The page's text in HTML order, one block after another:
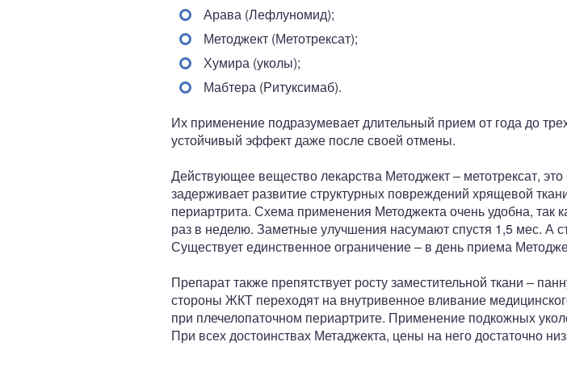
Арава (Лефлуномид);
Методжект (Метотрексат);
Хумира (уколы);
Мабтера (Ритуксимаб).
Их применение подразумевает длительный прием от года до
устойчивый эффект даже после своей отмены.
Действующее вещество лекарства Методжект – метотрексат,
задерживает развитие структурных повреждений хрящевой
периартрита. Схема применения Методжекта очень удобна, так
раз в неделю. Заметные улучшения насумают спустя 1,5 мес. А
Существует единственное ограничение – в день приема
Препарат также препятствует росту заместительной ткани –
стороны ЖКТ переходят на внутривенное вливание
при плечелопаточном периартрите. Применение подкожных
При всех достоинствах Метаджекта, цены на него достаточно